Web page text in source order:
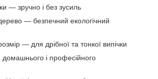
— зручно і без зусиль
— безпечний екологічний
— для дрібної та тонкої випічки
домашнього і професійного